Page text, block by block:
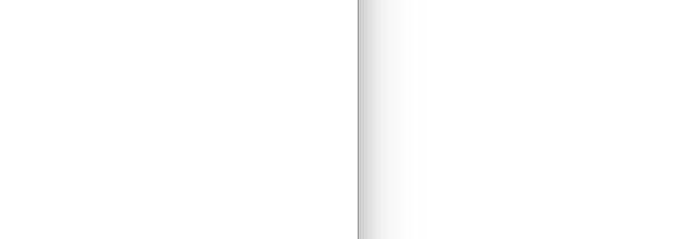
vận
chóng
xe.